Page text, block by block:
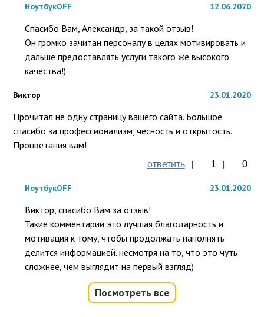
НоутбукOFF 12.06.2020
Спасибо Вам, Александр, за такой отзыв!
Он громко зачитан персоналу в целях мотивировать и
дальше предоставлять услуги такого же высокого
качества!)
Виктор 23.01.2020
Прочитал не одну страницу вашего сайта. Большое
спасибо за профессионализм, чесность и открытость.
Процветания вам!
ответить | 1 | 0
НоутбукOFF 23.01.2020
Виктор, спасибо Вам за отзыв!
Такие комментарии это лучшая благодарность и
мотивация к тому, чтобы продолжать наполнять
делится информацией. несмотря на то, что это чуть
сложнее, чем выглядит на первый взгляд)
Посмотреть все